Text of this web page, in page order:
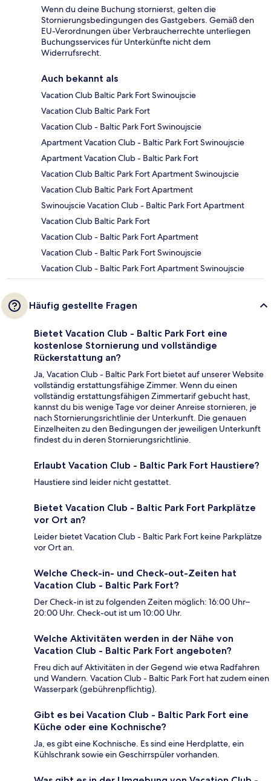
Wenn du deine Buchung stornierst, gelten die
Stornierungsbedingungen des Gastgebers. Gemäß den
EU-Verordnungen über Verbraucherrechte unterliegen
Buchungsservices für Unterkünfte nicht dem
Widerrufsrecht.
Auch bekannt als
Vacation Club Baltic Park Fort Swinoujscie
Vacation Club Baltic Park Fort
Vacation Club - Baltic Park Fort Swinoujscie
Apartment Vacation Club - Baltic Park Fort Swinoujscie
Apartment Vacation Club - Baltic Park Fort
Vacation Club Baltic Park Fort Apartment Swinoujscie
Vacation Club Baltic Park Fort Apartment
Swinoujscie Vacation Club - Baltic Park Fort Apartment
Vacation Club Baltic Park Fort
Vacation Club - Baltic Park Fort Apartment
Vacation Club - Baltic Park Fort Swinoujscie
Vacation Club - Baltic Park Fort Apartment Swinoujscie
Häufig gestellte Fragen
Bietet Vacation Club - Baltic Park Fort eine
kostenlose Stornierung und vollständige
Rückerstattung an?
Ja, Vacation Club - Baltic Park Fort bietet auf unserer Website
vollständig erstattungsfähige Zimmer. Wenn du einen
vollständig erstattungsfähigen Zimmertarif gebucht hast,
kannst du bis wenige Tage vor deiner Anreise stornieren, je
nach Stornierungsrichtlinie der Unterkunft. Die genauen
Einzelheiten zu den Bedingungen der jeweiligen Unterkunft
findest du in deren Stornierungsrichtlinie.
Erlaubt Vacation Club - Baltic Park Fort Haustiere?
Haustiere sind leider nicht gestattet.
Bietet Vacation Club - Baltic Park Fort Parkplätze
vor Ort an?
Leider bietet Vacation Club - Baltic Park Fort keine Parkplätze
vor Ort an.
Welche Check-in- und Check-out-Zeiten hat
Vacation Club - Baltic Park Fort?
Der Check-in ist zu folgenden Zeiten möglich: 16:00 Uhr–
20:00 Uhr. Check-out ist um 10:00 Uhr.
Welche Aktivitäten werden in der Nähe von
Vacation Club - Baltic Park Fort angeboten?
Freu dich auf Aktivitäten in der Gegend wie etwa Radfahren
und Wandern. Vacation Club - Baltic Park Fort hat zudem einen
Wasserpark (gebührenpflichtig).
Gibt es bei Vacation Club - Baltic Park Fort eine
Küche oder eine Kochnische?
Ja, es gibt eine Kochnische. Es sind eine Herdplatte, ein
Kühlschrank sowie ein Geschirrspüler vorhanden.